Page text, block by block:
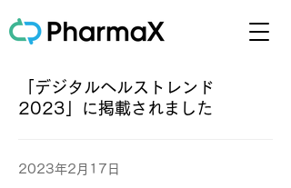
「デジタルヘルストレンド
2023」に掲載されました
2023年2月17日